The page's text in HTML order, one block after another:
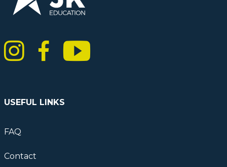
USEFUL LINKS
FAQ
Contact